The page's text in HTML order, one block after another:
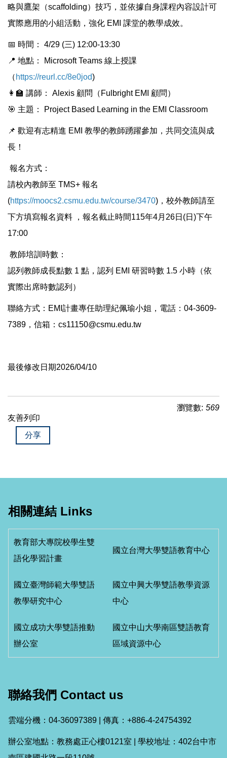
略與鷹架（scaffolding）技巧，並依據自身課程內容設計可
實際應用的小組活動，強化 EMI 課堂的教學成效。
📅 時間： 4/29 (三) 12:00-13:30
📍 地點： Microsoft Teams 線上授課
（ https://reurl.cc/8e0jod)
👩🏫 講師： Alexis 顧問（Fulbright EMI 顧問）
🎯 主題： Project Based Learning in the EMI Classroom
📌 歡迎有志精進 EMI 教學的教師踴躍參加，共同交流與成
長！
報名方式：
請校內教師至 TMS+ 報名
(https://moocs2.csmu.edu.tw/course/3470)，校外教師請至
下方填寫報名資料 ，報名截止時間115年4月26日(日)下午
17:00
教師培訓時數：
認列教師成長點數 1 點，認列 EMI 研習時數 1.5 小時（依
實際出席時數認列）
聯絡方式：EMI計畫專任助理紀佩瑜小姐，電話：04-3609-
7389，信箱： cs11150@csmu.edu.tw
最後修改日期2026/04/10
瀏覽數: 569
友善列印
分享
相關連結 Links
教育部大專院校學生雙
語化學習計畫
國立台灣大學雙語教育中心
國立臺灣師範大學雙語
教學研究中心
國立中興大學雙語教學資源
中心
國立成功大學雙語推動
辦公室
國立中山大學南區雙語教育
區域資源中心
聯絡我們 Contact us
雲端分機：04-36097389 | 傳真：+886-4-24754392
辦公室地點：教務處正心樓0121室 | 學校地址：402台中市